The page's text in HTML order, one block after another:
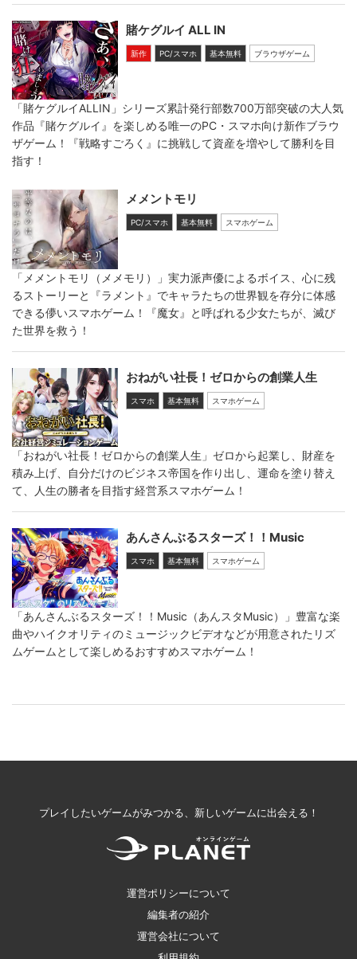
賭ケグルイ ALL IN
新作 PC/スマホ 基本無料 ブラウザゲーム
「賭ケグルイALLIN」シリーズ累計発行部数700万部突破の大人気
作品『賭ケグルイ』を楽しめる唯一のPC・スマホ向け新作ブラウ
ザゲーム！『戦略すごろく』に挑戦して資産を増やして勝利を目
指す！
メメントモリ
PC/スマホ 基本無料 スマホゲーム
「メメントモリ（メメモリ）」実力派声優によるボイス、心に残
るストーリーと『ラメント』でキャラたちの世界観を存分に体感
できる儚いスマホゲーム！『魔女』と呼ばれる少女たちが、滅び
た世界を救う！
おねがい社長！ゼロからの創業人生
スマホ 基本無料 スマホゲーム
「おねがい社長！ゼロからの創業人生」ゼロから起業し、財産を
積み上げ、自分だけのビジネス帝国を作り出し、運命を塗り替え
て、人生の勝者を目指す経営系スマホゲーム！
あんさんぶるスターズ！！Music
スマホ 基本無料 スマホゲーム
「あんさんぶるスターズ！！Music（あんスタMusic）」豊富な楽
曲やハイクオリティのミュージックビデオなどが用意されたリズ
ムゲームとして楽しめるおすすめスマホゲーム！
プレイしたいゲームがみつかる、新しいゲームに出会える！
運営ポリシーについて
編集者の紹介
運営会社について